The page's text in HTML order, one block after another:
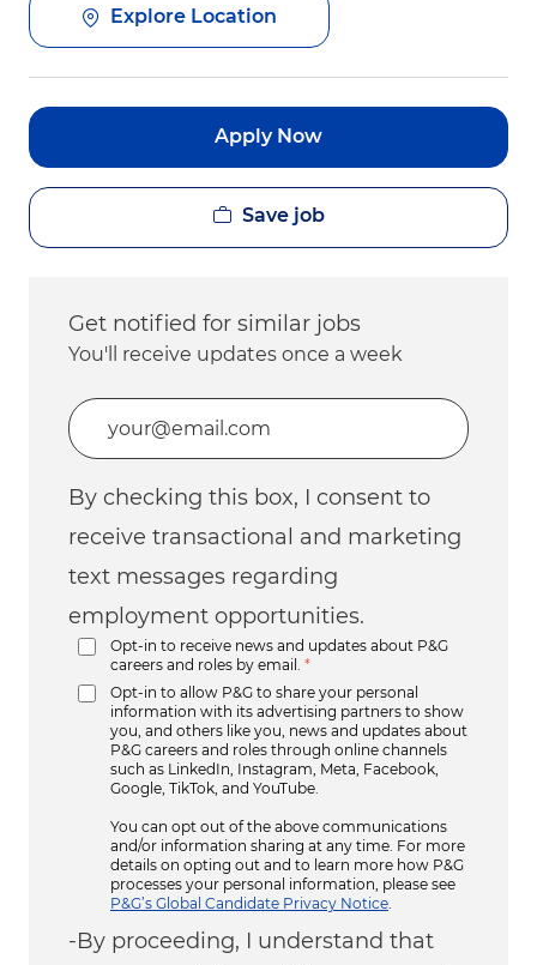
Explore Location
Apply Now
Save job
Get notified for similar jobs
You'll receive updates once a week
Enter Email address (Required)
By checking this box, I consent to
receive transactional and marketing
text messages regarding
employment opportunities.
Opt-in to receive news and updates about P&G
careers and roles by email.
*
Opt-in to allow P&G to share your personal
information with its advertising partners to show
you, and others like you, news and updates about
P&G careers and roles through online channels
such as LinkedIn, Instagram, Meta, Facebook,
Google, TikTok, and YouTube.
You can opt out of the above communications
and/or information sharing at any time. For more
details on opting out and to learn more how P&G
processes your personal information, please see
P&G’s Global Candidate Privacy Notice
-By proceeding, I understand that